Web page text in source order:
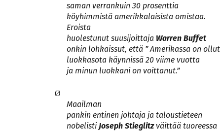
saman verrankuin 30 prosenttia
köyhimmistä amerikkalaisista omistaa.
Eroista
huolestunut suusijoittaja Warren Buffet
onkin lohkaissut, että ” Amerikassa on ollut
luokkasota käynnissä 20 viime vuotta
ja minun luokkani on voittanut.”
Ø
Maailman
pankin entinen johtaja ja taloustieteen
nobelisti Joseph Stieglitzväittää tuoreessa